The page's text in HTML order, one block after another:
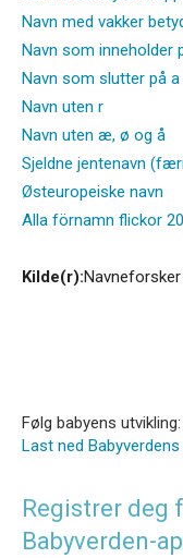
Navn med vakker
Navn som
Navn som slutter på a
Navn uten r
Navn uten æ, ø og å
Sjeldne jentenavn
Østeuropeiske navn
Alla förnamn flickor
Kilde(r):
Følg babyens utvikling:
Last ned
Registrer deg
Babyverden-